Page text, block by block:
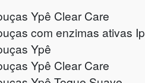
Ypê Clear Care
com enzimas ativas
Ypê
Ypê Clear Care